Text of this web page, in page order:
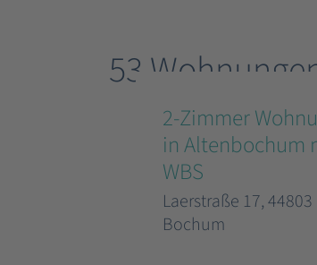
53
2-Zimmer
in Altenbochum
WBS
Laerstraße 17, 44803
Bochum